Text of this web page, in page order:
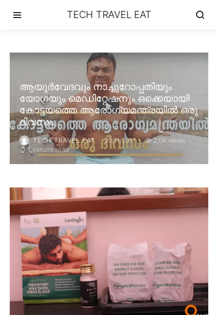
TECH TRAVEL EAT
ആയുർവേദവും നാച്ചുറോപ്പതിയും
യോഗയും മെഡിറ്റേഷനും ഒക്കെയായി
കോട്ടയത്തെ ആരോഗ്യമന്ത്രയിൽ ഒരു
ദിവസം..
TECH TRAVEL EAT 20/11/2017
2.0K views
1 minute read